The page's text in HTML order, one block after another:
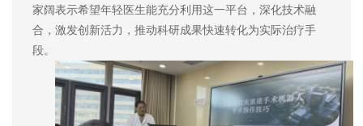
家阔表示希望年轻医生能充分利用这一平台，深化技术融
合，激发创新活力，推动科研成果快速转化为实际治疗手
段。